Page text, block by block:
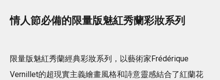
情人節必備的限量版魅紅秀蘭彩妝系列
限量版魅紅秀蘭經典彩妝系列，以藝術家Frédérique
Vernillet的超現實主義繪畫風格和詩意靈感結合了紅蘭花